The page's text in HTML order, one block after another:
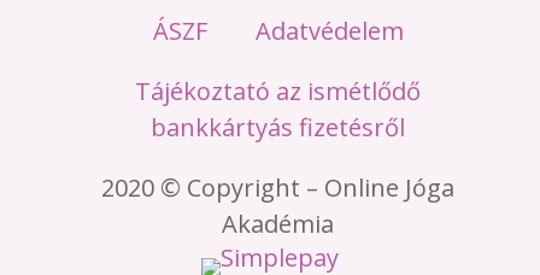
ÁSZF
Adatvédelem
Tájékoztató az ismétlődő
bankkártyás fizetésről
2020 © Copyright – Online Jóga
Akadémia